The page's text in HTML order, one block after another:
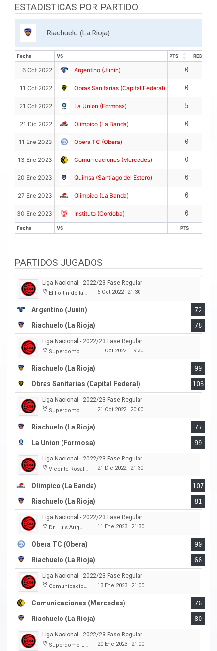
ESTADISTICAS POR PARTIDO
Riachuelo (La Rioja)
Fecha VS PTS
REB
Fecha VS PTS
6 Oct 2022 Argentino (Junin) 0
11 Oct 2022 Obras Sanitarias (Capital Federal) 0
21 Oct 2022 La Union (Formosa) 5
21 Dic 2022 Olimpico (La Banda) 0
11 Ene 2023 Obera TC (Obera) 0
13 Ene 2023 Comunicaciones (Mercedes) 0
20 Ene 2023 Quimsa (Santiago del Estero) 0
27 Ene 2023 Olimpico (La Banda) 0
30 Ene 2023 Instituto (Cordoba) 0
Fecha VS PTS
PARTIDOS JUGADOS
Liga Nacional - 2022/23 Fase Regular
El Fortin de las Morochas | 6 Oct 2022 21:30
Argentino (Junin)
72
Riachuelo (La Rioja)
78
Liga Nacional - 2022/23 Fase Regular
Superdomo La Rioja | 11 Oct 2022 19:30
Riachuelo (La Rioja)
99
Obras Sanitarias (Capital Federal)
106
Liga Nacional - 2022/23 Fase Regular
Superdomo La Rioja | 21 Oct 2022 20:00
Riachuelo (La Rioja)
77
La Union (Formosa)
99
Liga Nacional - 2022/23 Fase Regular
Vicente Rosales | 21 Dic 2022 21:30
Olimpico (La Banda)
107
Riachuelo (La Rioja)
81
Liga Nacional - 2022/23 Fase Regular
Dr. Luis Augusto Derna | 11 Ene 2023 21:30
Obera TC (Obera)
90
Riachuelo (La Rioja)
66
Liga Nacional - 2022/23 Fase Regular
Comunicaciones | 13 Ene 2023 21:00
Comunicaciones (Mercedes)
76
Riachuelo (La Rioja)
80
Liga Nacional - 2022/23 Fase Regular
Superdomo La Rioja | 20 Ene 2023 21:00